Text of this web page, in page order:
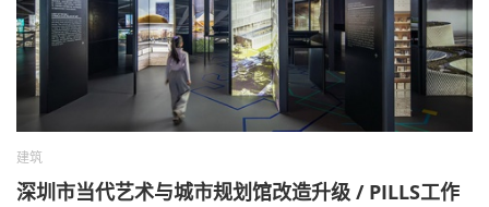
建筑
深圳市当代艺术与城市规划馆改造升级 / PILLS工作